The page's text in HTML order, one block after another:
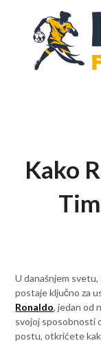
content
Kako
U današnjem svetu,
postaje ključno za
Ronaldo, jedan od
svojoj sposobnosti
postu, otkrićete